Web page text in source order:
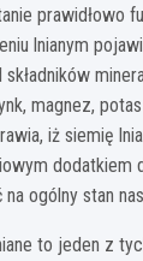
prawidłowo
lnianym
magnez,
iż siemię
dodatkiem
ogólny stan
to jeden z